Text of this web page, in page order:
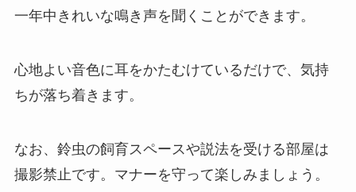
一年中きれいな鳴き声を聞くことができます。
心地よい音色に耳をかたむけているだけで、気持
ちが落ち着きます。
なお、鈴虫の飼育スペースや説法を受ける部屋は
撮影禁止です。マナーを守って楽しみましょう。